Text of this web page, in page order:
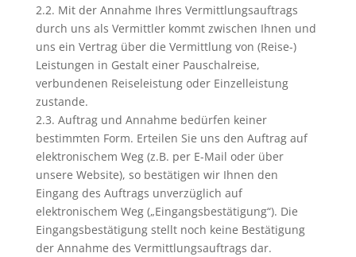
2.2. Mit der Annahme Ihres Vermittlungsauftrags
durch uns als Vermittler kommt zwischen Ihnen und
uns ein Vertrag über die Vermittlung von (Reise-)
Leistungen in Gestalt einer Pauschalreise,
verbundenen Reiseleistung oder Einzelleistung
zustande.
2.3. Auftrag und Annahme bedürfen keiner
bestimmten Form. Erteilen Sie uns den Auftrag auf
elektronischem Weg (z.B. per E-Mail oder über
unsere Website), so bestätigen wir Ihnen den
Eingang des Auftrags unverzüglich auf
elektronischem Weg („Eingangsbestätigung“). Die
Eingangsbestätigung stellt noch keine Bestätigung
der Annahme des Vermittlungsauftrags dar.